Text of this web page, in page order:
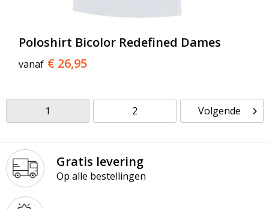
Poloshirt Bicolor Redefined Dames
vanaf € 26,95
1 2 Volgende
Gratis levering
Op alle bestellingen